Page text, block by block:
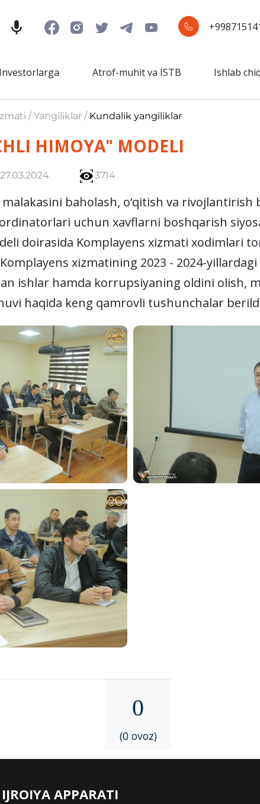
Investorlarga Atrof-muhit va ISTB Ishlab
/ Yangiliklar / Kundalik yangiliklar
HIMOYA" MODELI
27.03.2024 3714
baholash, o‘qitish va
uchun xavflarni boshqarish
doirasida Komplayens xizmati xodimlari
Komplayens xizmatining 2023 - 2024-
ishlar hamda korrupsiyaning oldini olish,
haqida keng qamrovli tushunchalar
0
(0 ovoz)
IJROIYA APPARATI